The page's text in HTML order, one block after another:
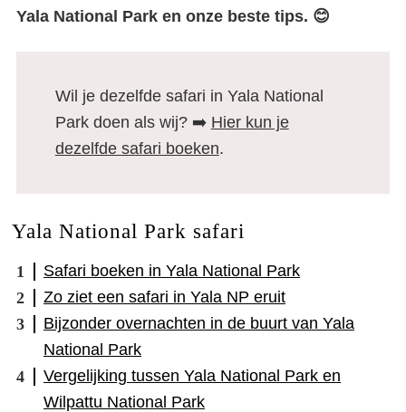
Yala National Park en onze beste tips. 😊
Wil je dezelfde safari in Yala National
Park doen als wij? ➡️ Hier kun je
dezelfde safari boeken.
Yala National Park safari
Safari boeken in Yala National Park
Zo ziet een safari in Yala NP eruit
Bijzonder overnachten in de buurt van Yala
National Park
Vergelijking tussen Yala National Park en
Wilpattu National Park